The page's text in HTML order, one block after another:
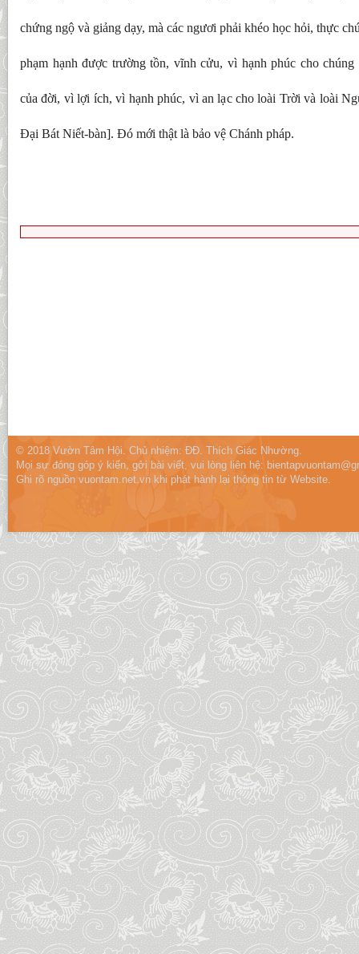
chứng ngộ và giảng dạy, mà các ngươi phải khéo học hỏi, thực
phạm hạnh được trường tồn, vĩnh cửu, vì hạnh phúc cho
của đời, vì lợi ích, vì hạnh phúc, vì an lạc cho loài Trời và loài
Đại Bát Niết-bàn]. Đó mới thật là bảo vệ Chánh pháp.
© 2018 Vườn Tâm Hội. Chủ nhiệm: ĐĐ. Thích Giác Nhường.
Mọi sự đóng góp ý kiến, gởi bài viết, vui lòng liên hệ:
Ghi rõ nguồn vuontam.net.vn khi phát hành lại thông tin từ Website.